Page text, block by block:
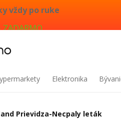
vždy po ruke
Elektronika
Prievidza-Necpaly leták